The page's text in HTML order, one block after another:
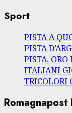
Sport
PISTA A
PISTA
PISTA, ORO
ITALIANI
TRICOLORI
Romagnapost